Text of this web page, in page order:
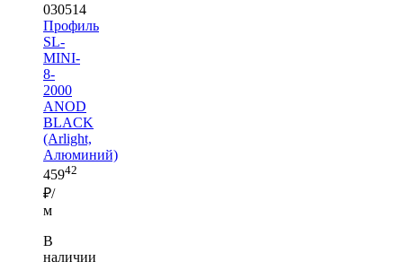
030514
Профиль
SL-
MINI-
8-
2000
ANOD
BLACK
(Arlight,
Алюминий)
45942
₽/
м
В
наличии